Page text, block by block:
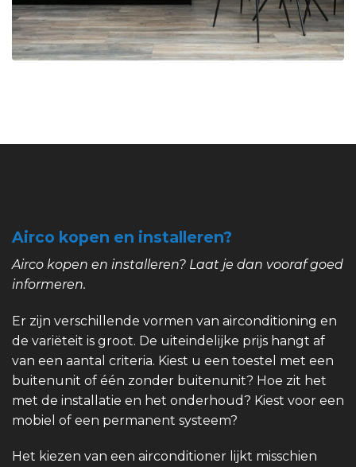
Airco kopen en installeren?
Airco kopen en installeren? Laat je dan vooraf goed
informeren.
Er zijn verschillende vormen van airconditioning en
de variëteit is groot. De uiteindelijke prijs hangt af
van een aantal criteria. Kiest u een toestel met een
buitenunit of één zonder buitenunit? Hoe zit het
met de installatie en het onderhoud? Kiest voor een
mobiel of een permanent systeem?
Het kiezen van een airconditioner lijkt misschien